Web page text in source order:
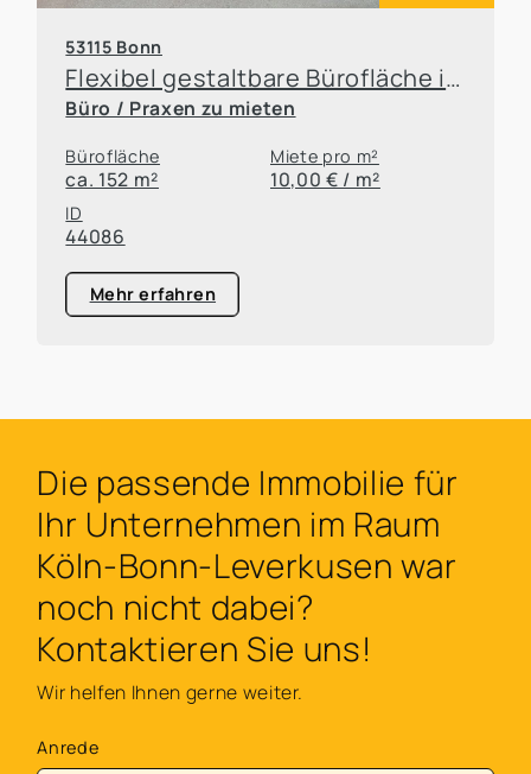
53115 Bonn
Flexibel gestaltbare Bürofläche in Top-Lage von Bonn-Poppelsdorf
Büro / Praxen zu mieten
Bürofläche
ca. 152 m²
Miete pro m²
10,00 € / m²
ID
44086
Mehr erfahren
Die passende Immobilie für
Ihr Unternehmen im Raum
Köln-Bonn-Leverkusen war
noch nicht dabei?
Kontaktieren Sie uns!
Wir helfen Ihnen gerne weiter.
Anrede